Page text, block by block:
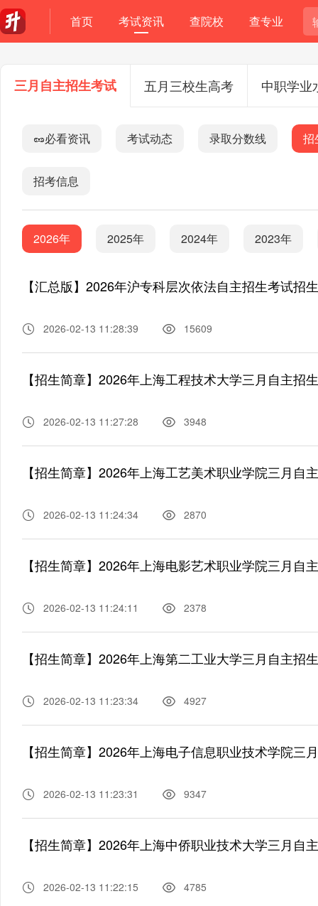
首页 考试资讯 查院校 查专业
三月自主招生考试 五月三校生高考 中职学业
🥜必看资讯 考试动态 录取分数线 招
招考信息
2026年 2025年 2024年 2023年
【汇总版】2026年沪专科层次依法自主招生考试招
2026-02-13 11:28:39 15609
【招生简章】2026年上海工程技术大学三月自主招
2026-02-13 11:27:28 3948
【招生简章】2026年上海工艺美术职业学院三月自
2026-02-13 11:24:34 2870
【招生简章】2026年上海电影艺术职业学院三月自
2026-02-13 11:24:11 2378
【招生简章】2026年上海第二工业大学三月自主招
2026-02-13 11:23:34 4927
【招生简章】2026年上海电子信息职业技术学院三
2026-02-13 11:23:31 9347
【招生简章】2026年上海中侨职业技术大学三月自
2026-02-13 11:22:15 4785